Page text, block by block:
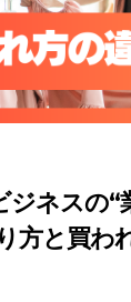
ジネスの“
方と買わ